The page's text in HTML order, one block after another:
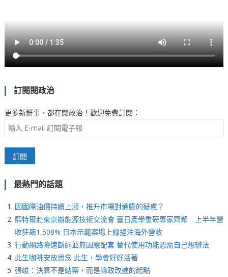
訂閱閱政治
更多新鮮事，都在閱政治！歡迎免費訂閱：
最熱門的話題
因國際油價持續上漲，推升市場對通膨的疑慮？
熙特爾赴東京辦能源技術交流會 臺日產學重磅專家齊聚 上半年營
收狂飆1,508% 日本示範案場上線挹注海外營收
行動網路降速斷網並無因應配套 替代使用功能恐需自己想辦法
此生咖啡安放思念 此生，學會好好活著
張峻：決算不是結案，而是縣政改進的起點